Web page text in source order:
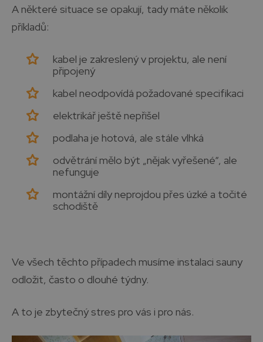
A některé situace se opakují, tady máte několik
příkladů:
kabel je zakreslený v projektu, ale není
připojený
kabel neodpovídá požadované specifikaci
elektrikář ještě nepřišel
podlaha je hotová, ale stále vlhká
odvětrání mělo být „nějak vyřešené“, ale
nefunguje
montážní díly neprojdou přes úzké a točité
schodiště
Ve všech těchto případech musíme instalaci sauny
odložit, často o dlouhé týdny.
A to je zbytečný stres pro vás i pro nás.